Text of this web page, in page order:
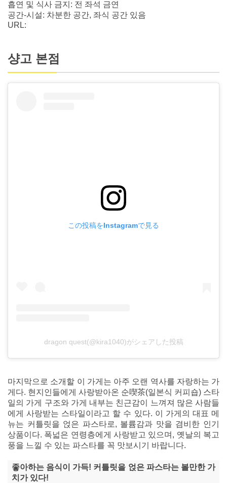
흡연 및 식사 금지: 전 좌석 금연
공간-시설: 차분한 공간, 좌식 공간 있음
URL:
샹고 본점
この投稿をInstagramで見る
dragon quest(@kira1040)がシェアした投稿
마지막으로 소개할 이 가게는 아주 오랜 역사를 자랑하는 가
게다. 현지인들에게 사랑받아온 순喫茶(일본식 커피숍) 스타
일의 가게 구조와 가게 내부는 친근감이 느껴져 많은 사람들
에게 사랑받는 스타일이라고 할 수 있다. 이 가게의 대표 메
뉴는 커틀릿을 얹은 파스타로, 볼륨감과 맛을 겸비한 인기
상품이다. 폭넓은 연령층에게 사랑받고 있으며, 옛날의 복고
풍을 느낄 수 있는 파스타를 꼭 맛보시기 바랍니다.
좋아하는 음식이 가득! 커틀릿을 얹은 파스타는 볼만한 가
치가 있다!